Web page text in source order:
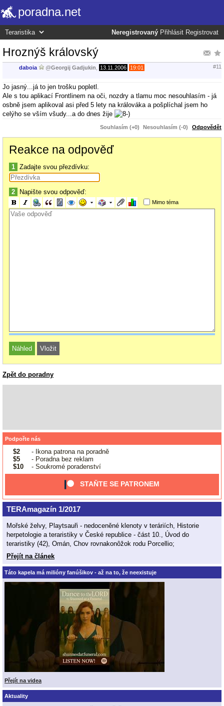
poradna.net
Neregistrovaný Přihlásit Registrovat
Hroznýš královský
daboia @Georgij Gadjukin 13.11.2006 19:01 #11
Jo jasný...já to jen trošku popletl.
Ale s tou aplikací Frontlinem na oči, nozdry a tlamu moc nesouhlasím - já
osbně jsem aplikoval asi před 5 lety na králováka a pošplíchal jsem ho
celýho se vším všudy...a do dnes žije
Souhlasím (+0) Nesouhlasím (-0) Odpovědět
Reakce na odpověď
1 Zadajte svou přezdívku:
2 Napište svou odpověď:
Mimo téma
Zpět do poradny
Podpořte nás
$2
- Ikona patrona na poradně
$5
- Poradna bez reklam
$10
- Soukromé poradenství
STAŇTE SE PATRONEM
TERAmagazín 1/2017
Mořské želvy, Playtsauři - nedoceněné klenoty v teráriích, Historie
herpetologie a teraristiky v České republice - část 10., Úvod do
teraristiky (42), Omán, Chov rovnakonôžok rodu Porcellio;
Přejít na článek
Táto kapela má milióny fanúšikov - až na to, že neexistuje
Přejít na videa
Aktuality